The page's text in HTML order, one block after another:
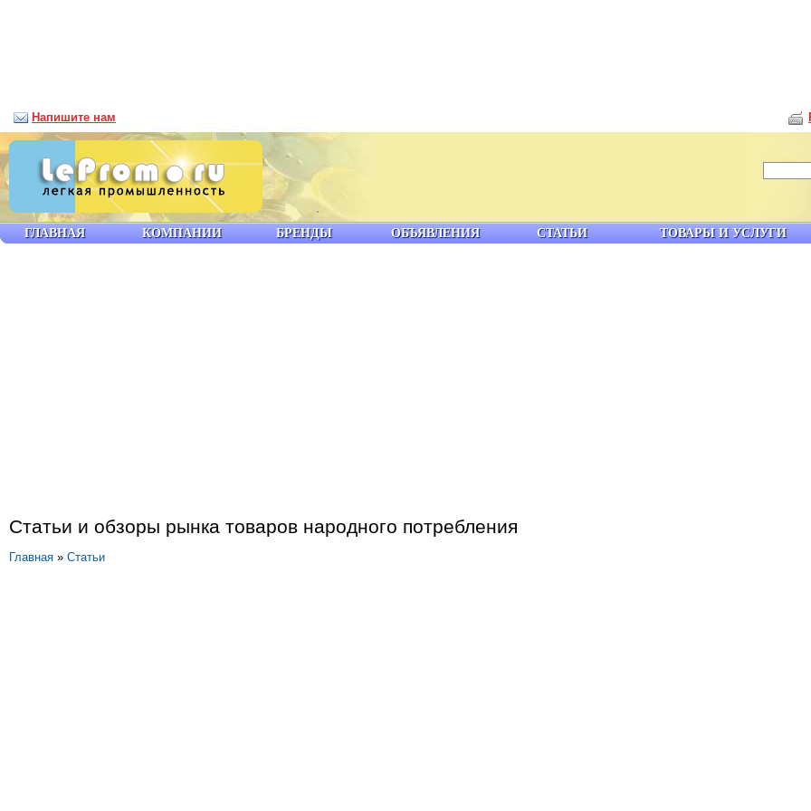
Статьи и обзоры рынка товаров народного потребления
Главная » Статьи
ГЛАВНАЯ КОМПАНИИ БРЕНДЫ ОБЪЯВЛЕНИЯ СТАТЬИ ТОВАРЫ И УСЛУГИ
Напишите нам